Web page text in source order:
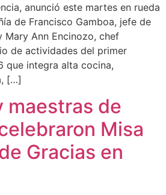
anunció este martes en rueda
de Francisco Gamboa, jefe de
Mary Ann Encinozo, chef
de actividades del primer
que integra alta cocina,
[…]
maestras de
Misa
Gracias en